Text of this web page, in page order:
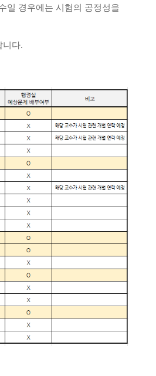
일 경우에는 시험의 공정성을
니다.